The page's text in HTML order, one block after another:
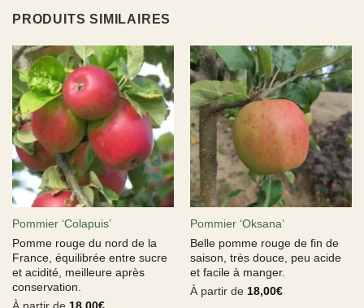
PRODUITS SIMILAIRES
Pommier ‘Colapuis’
Pomme rouge du nord de la
France, équilibrée entre sucre
et acidité, meilleure après
conservation.
Pommier ‘Oksana’
Belle pomme rouge de fin de
saison, très douce, peu acide
et facile à manger.
À partir de 18,00€